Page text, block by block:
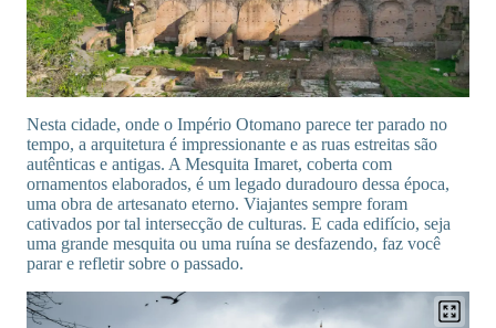
Nesta cidade, onde o Império Otomano parece ter parado no
tempo, a arquitetura é impressionante e as ruas estreitas são
autênticas e antigas. A Mesquita Imaret, coberta com
ornamentos elaborados, é um legado duradouro dessa época,
uma obra de artesanato eterno. Viajantes sempre foram
cativados por tal intersecção de culturas. E cada edifício, seja
uma grande mesquita ou uma ruína se desfazendo, faz você
parar e refletir sobre o passado.